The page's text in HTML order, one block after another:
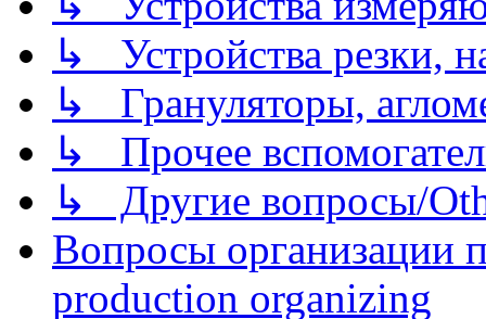
↳ Устройства резки,
↳ Грануляторы,
↳ Прочее
↳ Другие вопросы/
Вопросы организации
production organizing